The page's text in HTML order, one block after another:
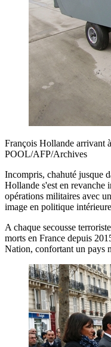
François Hollande arrivant
POOL/AFP/Archives
Incompris, chahuté jusque
Hollande s'est en revanche
opérations militaires avec
image en politique
A chaque secousse
morts en France depuis
Nation, confortant un pays